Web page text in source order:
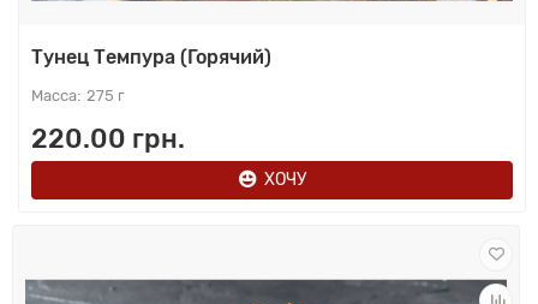
Тунец Темпура (Горячий)
275 г
220.00 грн.
ХОЧУ